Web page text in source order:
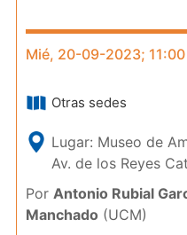
Mié, 20-09-2023; 11:00
Otras sedes
Lugar: Museo de
Av. de los Reyes
Por Antonio Rubial
Manchado (UCM)